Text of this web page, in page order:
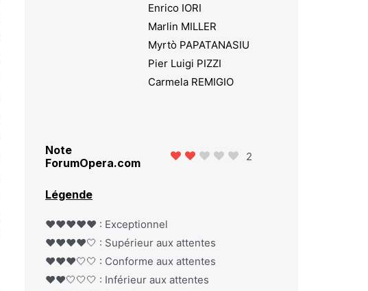
Enrico IORI
Marlin MILLER
Myrtò PAPATANASIU
Pier Luigi PIZZI
Carmela REMIGIO
Note
ForumOpera.com
2
Légende
❤️❤️❤️❤️❤️ : Exceptionnel
❤️❤️❤️❤️🤍 : Supérieur aux attentes
❤️❤️❤️🤍🤍 : Conforme aux attentes
❤️❤️🤍🤍🤍 : Inférieur aux attentes